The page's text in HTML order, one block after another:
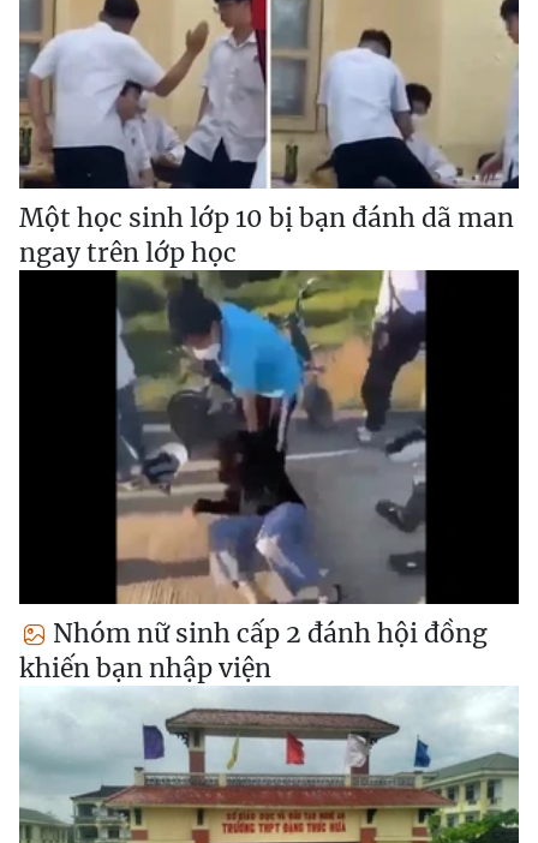
Một học sinh lớp 10 bị bạn đánh dã man
ngay trên lớp học
Nhóm nữ sinh cấp 2 đánh hội đồng
khiến bạn nhập viện